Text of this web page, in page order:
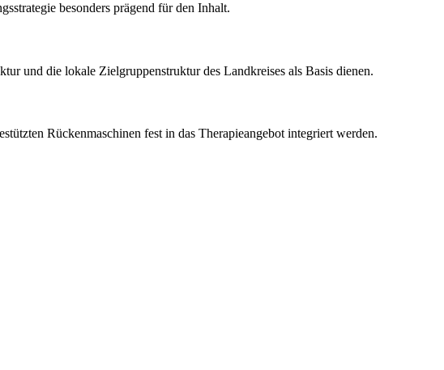
besonders prägend für den Inhalt.
und die lokale Zielgruppenstruktur des Landkreises als Basis dienen.
Rückenmaschinen fest in das Therapieangebot integriert werden.